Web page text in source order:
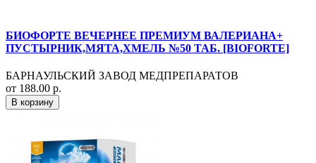
БИОФОРТЕ ВЕЧЕРНЕЕ ПРЕМИУМ ВАЛЕРИАНА+
ПУСТЫРНИК,МЯТА,ХМЕЛЬ №50 ТАБ. [BIOFORTE]
БАРНАУЛЬСКИЙ ЗАВОД МЕДПРЕПАРАТОВ
от 188.00 р.
В корзину